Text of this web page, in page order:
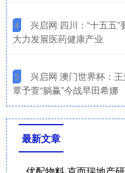
4
兴启网 四川：“十五五
大力发展医药健康产业
5
兴启网 澳门世界杯：
覃予萱“躺赢”今战早田希娜
最新文章